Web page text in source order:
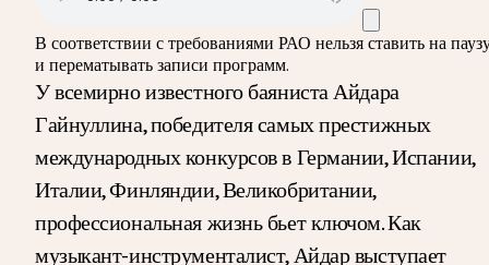
В соответствии с требованиями РАО нельзя ставить на
и перематывать записи программ.
У всемирно известного баяниста Айдара
Гайнуллина, победителя самых престижных
международных конкурсов в Германии, Испании,
Италии, Финляндии, Великобритании,
профессиональная жизнь бьет ключом. Как
музыкант-инструменталист, Айдар выступает